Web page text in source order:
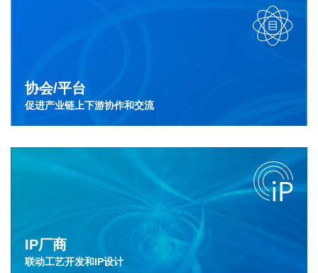
协会/平台
促进产业链上下游协作和交流
IP厂商
联动工艺开发和IP设计